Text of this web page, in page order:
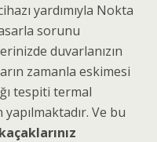
yardımıyla Nokta
sorunu
duvarlanızın
zamanla eskimesi
tespiti termal
Ve bu